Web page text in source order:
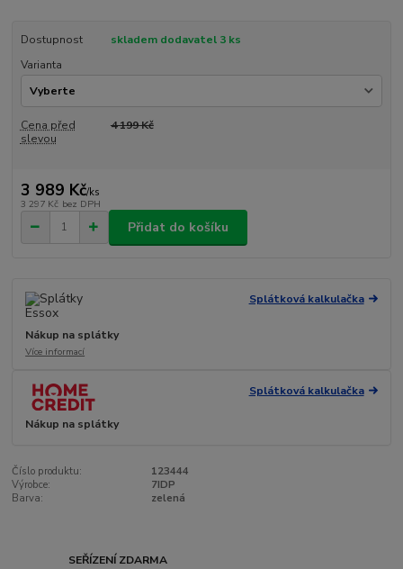
Dostupnost
skladem dodavatel 3 ks
Varianta
Cena před
slevou
4 199 Kč
3 989 Kč/ks
3 297 Kč bez DPH
Přidat do košíku
Splátková kalkulačka
Nákup na splátky
Více informací
Splátková kalkulačka
Nákup na splátky
Číslo produktu:
123444
Výrobce:
7IDP
Barva:
zelená
SEŘÍZENÍ ZDARMA